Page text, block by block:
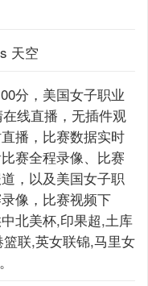
天空
分，美国女子职业
线直播，无插件观
播，比赛数据实时
赛全程录像、比赛
，以及美国女子职
像，比赛视频下
北美杯,印果超,土库
联,英女联锦,马里女